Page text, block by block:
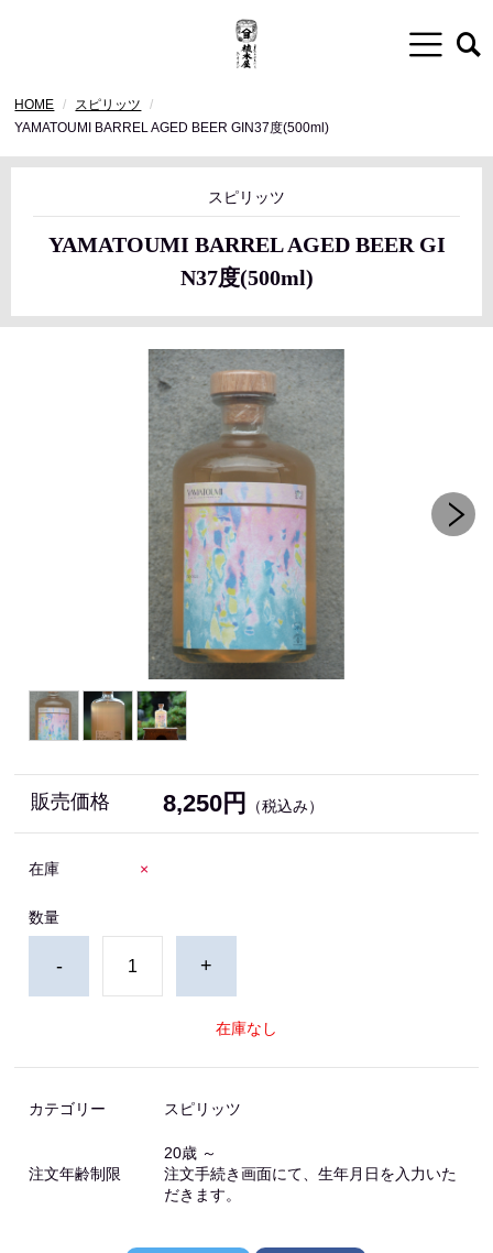
HOME
スピリッツ
YAMATOUMI BARREL AGED BEER GIN37度(500ml)
スピリッツ
YAMATOUMI BARREL AGED BEER GI
N37度(500ml)
販売価格 8,250円 （税込み）
在庫 ×
数量
- +
在庫なし
カテゴリー スピリッツ
注文年齢制限
20歳 ～
注文手続き画面にて、生年月日を入力いた
だきます。